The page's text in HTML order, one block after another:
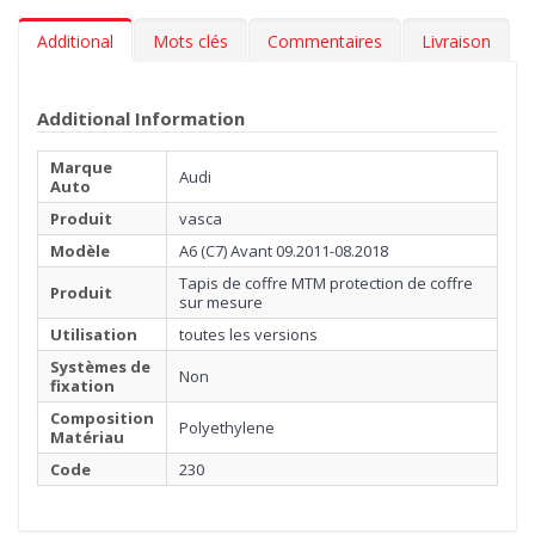
Additional Mots clés Commentaires Livraison
Additional Information
Marque
Auto
Audi
Produit
vasca
Modèle
A6 (C7) Avant 09.2011-08.2018
Produit
Tapis de coffre MTM protection de coffre
sur mesure
Utilisation
toutes les versions
Systèmes de
fixation
Non
Composition
Matériau
Polyethylene
Code
230